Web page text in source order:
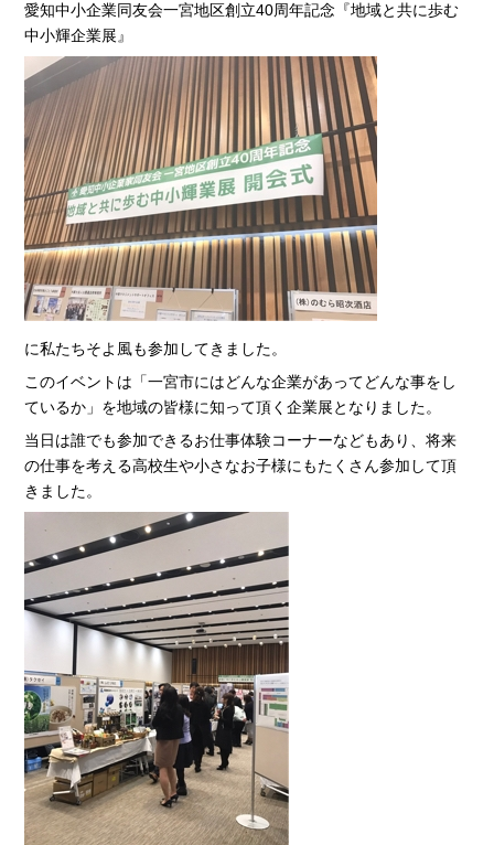
愛知中小企業同友会一宮地区創立40周年記念『地域と共に歩む
中小輝企業展』
に私たちそよ風も参加してきました。
このイベントは「一宮市にはどんな企業があってどんな事をし
ているか」を地域の皆様に知って頂く企業展となりました。
当日は誰でも参加できるお仕事体験コーナーなどもあり、将来
の仕事を考える高校生や小さなお子様にもたくさん参加して頂
きました。